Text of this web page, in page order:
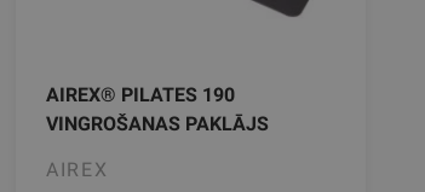
AIREX® PILATES 190
VINGROŠANAS PAKLĀJS
AIREX